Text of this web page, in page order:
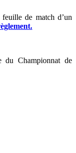
de match d’un
du Championnat de